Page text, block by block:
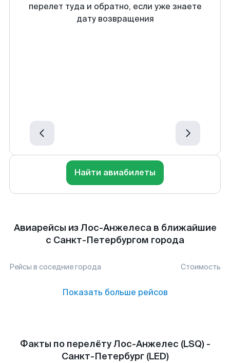
перелет туда и обратно, если уже знаете
дату возвращения
Найти авиабилеты
Авиарейсы из Лос-Анжелеса в ближайшие
с Санкт-Петербургом города
Рейсы в соседние города Стоимость
Показать больше рейсов
Факты по перелёту Лос-Анжелес (LSQ) -
Санкт-Петербург (LED)